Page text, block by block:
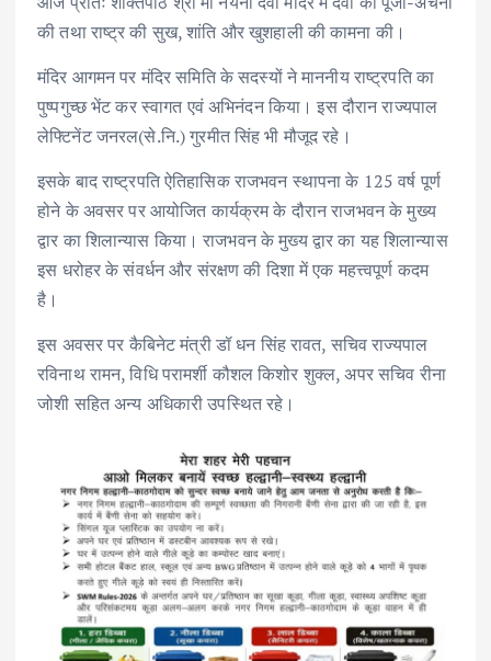
की तथा राष्ट्र की सुख, शांति और खुशहाली की कामना की।
मंदिर आगमन पर मंदिर समिति के सदस्यों ने माननीय राष्ट्रपति का
पुष्पगुच्छ भेंट कर स्वागत एवं अभिनंदन किया। इस दौरान राज्यपाल
लेफ्टिनेंट जनरल(से.नि.) गुरमीत सिंह भी मौजूद रहे।
इसके बाद राष्ट्रपति ऐतिहासिक राजभवन स्थापना के 125 वर्ष पूर्ण
होने के अवसर पर आयोजित कार्यक्रम के दौरान राजभवन के मुख्य
द्वार का शिलान्यास किया। राजभवन के मुख्य द्वार का यह शिलान्यास
इस धरोहर के संवर्धन और संरक्षण की दिशा में एक महत्त्वपूर्ण कदम
है।
इस अवसर पर कैबिनेट मंत्री डॉ धन सिंह रावत, सचिव राज्यपाल
रविनाथ रामन, विधि परामर्शी कौशल किशोर शुक्ल, अपर सचिव रीना
जोशी सहित अन्य अधिकारी उपस्थित रहे।